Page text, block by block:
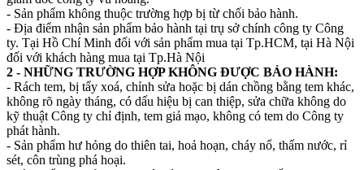
- Sản phẩm không thuộc trường hợp bị từ chối bảo hành.
- Địa điểm nhận sản phẩm bảo hành tại trụ sở chính công ty Công
ty. Tại Hồ Chí Minh đối với sản phẩm mua tại Tp.HCM, tại Hà Nội
đối với khách hàng mua tại Tp.Hà Nội
2 - NHỮNG TRƯỜNG HỢP KHÔNG ĐƯỢC BẢO HÀNH:
- Rách tem, bị tẩy xoá, chỉnh sửa hoặc bị dán chồng bằng tem khác,
không rõ ngày tháng, có dấu hiệu bị can thiệp, sửa chữa không do
kỹ thuật Công ty chỉ định, tem giả mạo, không có tem do Công ty
phát hành.
- Sản phẩm hư hỏng do thiên tai, hoả hoạn, cháy nổ, thấm nước, rỉ
sét, côn trùng phá hoại.